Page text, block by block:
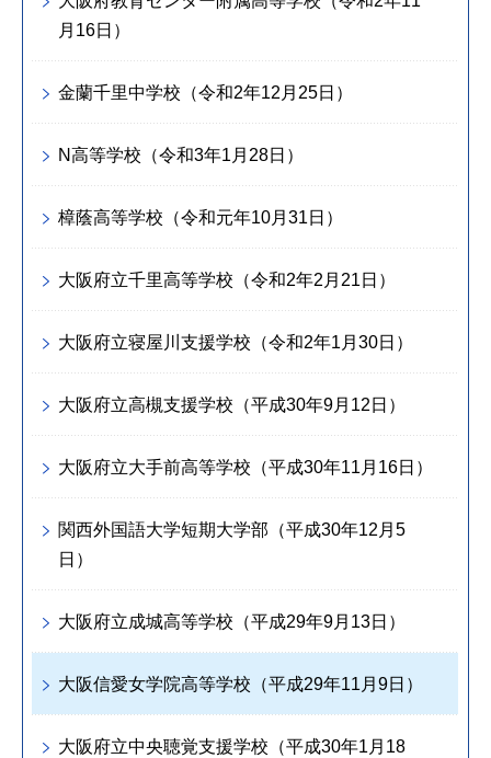
月16日）
金蘭千里中学校（令和2年12月25日）
N高等学校（令和3年1月28日）
樟蔭高等学校（令和元年10月31日）
大阪府立千里高等学校（令和2年2月21日）
大阪府立寝屋川支援学校（令和2年1月30日）
大阪府立高槻支援学校（平成30年9月12日）
大阪府立大手前高等学校（平成30年11月16日）
関西外国語大学短期大学部（平成30年12月5
日）
大阪府立成城高等学校（平成29年9月13日）
大阪信愛女学院高等学校（平成29年11月9日）
大阪府立中央聴覚支援学校（平成30年1月18